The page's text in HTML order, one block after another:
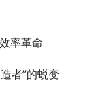
率革命
者”的蜕变